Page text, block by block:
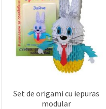
Set de origami cu iepuras
modular